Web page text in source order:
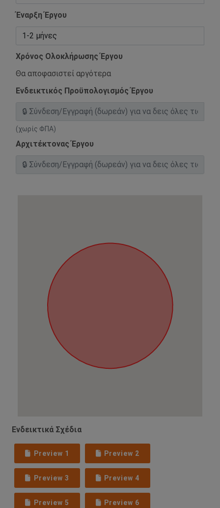
Έναρξη Έργου
Χρόνος Ολοκλήρωσης Έργου
Θα αποφασιστεί αργότερα
Ενδεικτικός Προϋπολογισμός Έργου
(χωρίς ΦΠΑ)
Αρχιτέκτονας Έργου
Ενδεικτικά Σχέδια
Preview 1 Preview 2
Preview 3 Preview 4
Preview 5 Preview 6